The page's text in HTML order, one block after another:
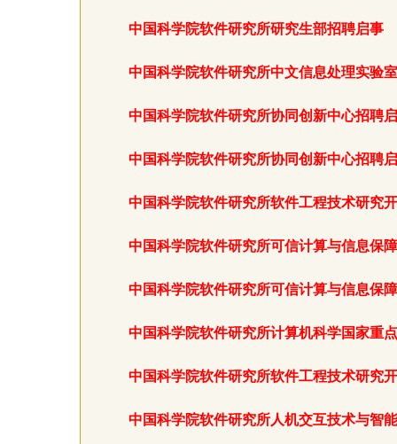
中国科学院软件研究所研究生部招聘启事
中国科学院软件研究所中文信息处理实验
中国科学院软件研究所协同创新中心招聘
中国科学院软件研究所协同创新中心招聘
中国科学院软件研究所软件工程技术研究
中国科学院软件研究所可信计算与信息保
中国科学院软件研究所可信计算与信息保
中国科学院软件研究所计算机科学国家重
中国科学院软件研究所软件工程技术研究
中国科学院软件研究所人机交互技术与智